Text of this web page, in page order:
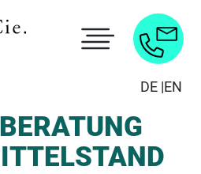
DE |EN